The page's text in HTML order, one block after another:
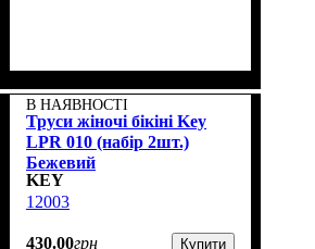
В НАЯВНОСТІ
Труси жіночі бікіні Key
LPR 010 (набір 2шт.)
Бежевий
KEY
12003
430.00грн Купити